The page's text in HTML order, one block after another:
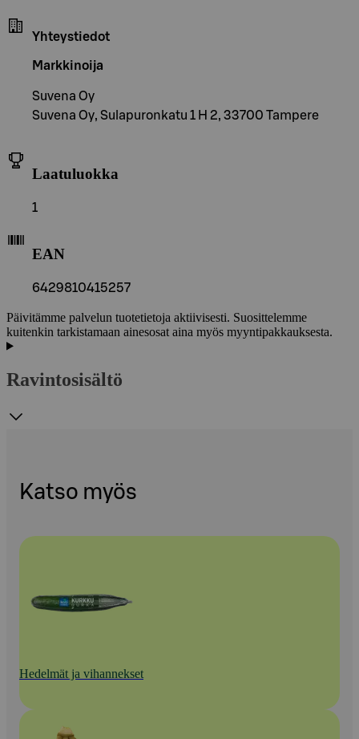
Yhteystiedot
Markkinoija
Suvena Oy
Suvena Oy, Sulapuronkatu 1 H 2, 33700 Tampere
Laatuluokka
1
EAN
6429810415257
Päivitämme palvelun tuotetietoja aktiivisesti. Suosittelemme
kuitenkin tarkistamaan ainesosat aina myös myyntipakkauksesta.
Ravintosisältö
Katso myös
Hedelmät ja vihannekset